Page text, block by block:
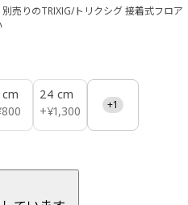
売りのTRIXIG/トリクシグ 接着式フロア
cm
800
800
24 cm
+¥1,300
¥ 1300 +1